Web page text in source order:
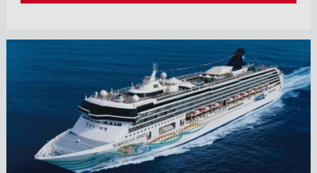
ZOBRAZIT DETAIL
24.10.2026 – 05.11.2026
28 560 KČ/OS.
(1 180 €)
ZOBRAZIT DETAIL
17.06.2027 – 29.06.2027
36 300 KČ/OS.
(1 500 €)